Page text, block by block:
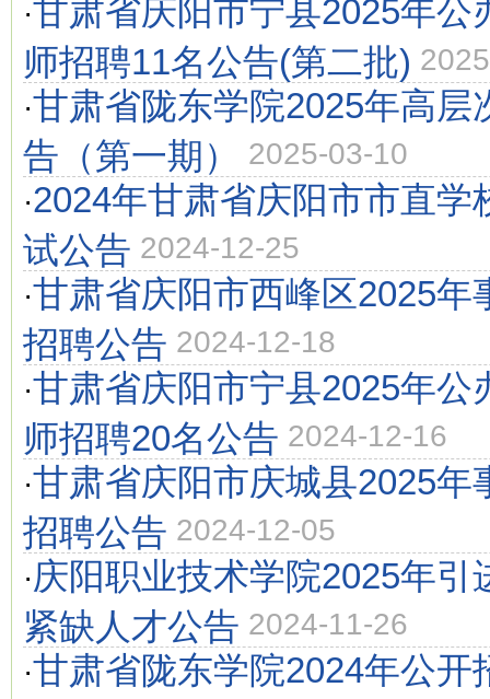
·甘肃省庆阳市宁县2025年公
师招聘11名公告(第二批)
·甘肃省陇东学院2025年高层
告（第一期）
2025-03-10
·2024年甘肃省庆阳市市直学
试公告 2024-12-25
·甘肃省庆阳市西峰区2025年
招聘公告 2024-12-18
·甘肃省庆阳市宁县2025年公
师招聘20名公告 2024-12-16
·甘肃省庆阳市庆城县2025年
招聘公告 2024-12-05
·庆阳职业技术学院2025年引
紧缺人才公告 2024-11-26
·甘肃省陇东学院2024年公开